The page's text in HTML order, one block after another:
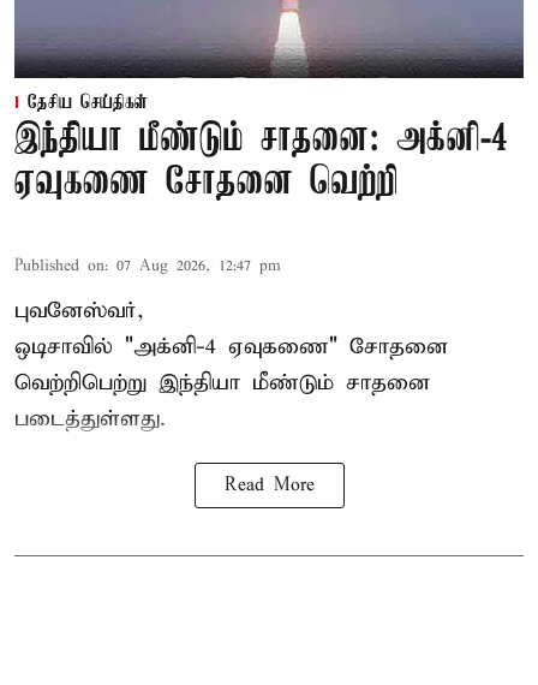
தேசிய செய்திகள்
இந்தியா மீண்டும் சாதனை: அக்னி-4
ஏவுகணை சோதனை வெற்றி
Published on: 07 Aug 2026, 12:47 pm
புவனேஸ்வர்,
ஒடிசாவில் "அக்னி-4 ஏவுகணை" சோதனை
வெற்றிபெற்று இந்தியா மீண்டும் சாதனை
படைத்துள்ளது.
Read More